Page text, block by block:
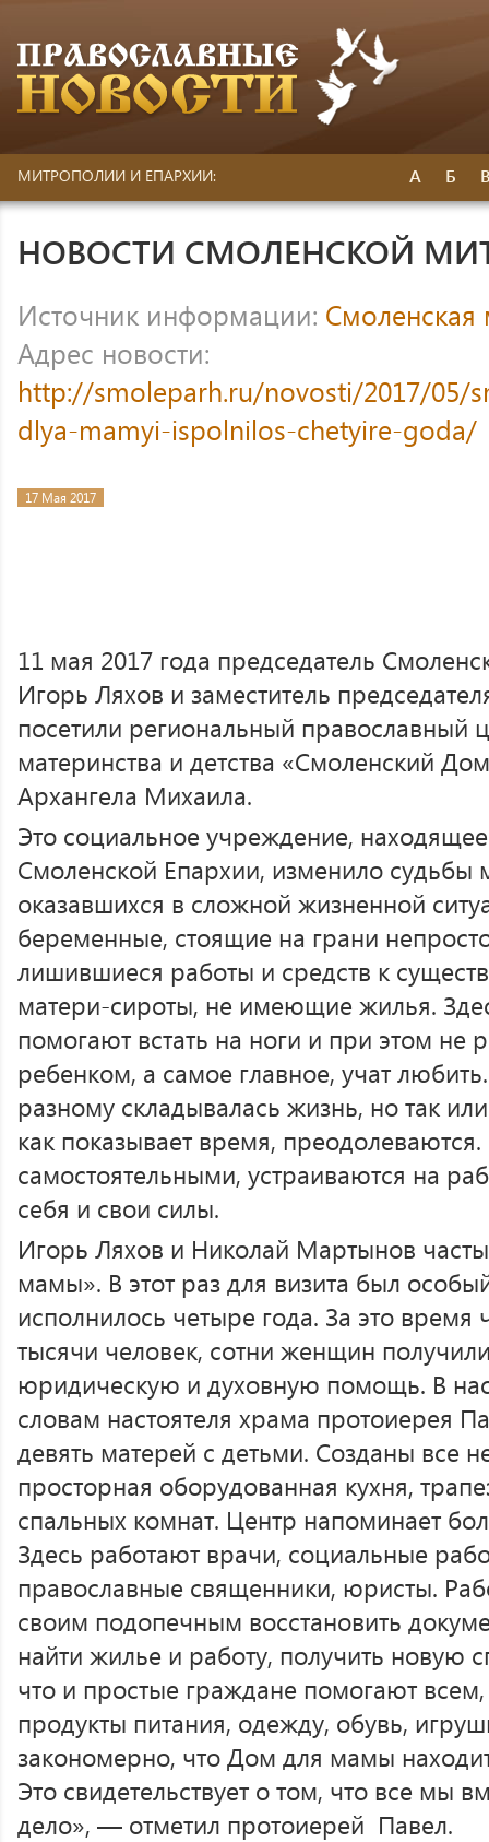
МИТРОПОЛИИ И ЕПАРХИИ: А Б
НОВОСТИ СМОЛЕНСКОЙ
Источник информации:
Адрес новости:
http://smoleparh.ru/novosti/2017/05/
dlya-mamyi-ispolnilos-chetyire-goda/
17 Мая 2017
11 мая 2017 года председатель
Игорь Ляхов и заместитель
посетили региональный православный
материнства и детства «Смоленский
Архангела Михаила.
Это социальное учреждение,
Смоленской Епархии, изменило
оказавшихся в сложной жизненной
беременные, стоящие на грани
лишившиеся работы и средств к
матери-сироты, не имеющие жилья.
помогают встать на ноги и при этом не
ребенком, а самое главное, учат
разному складывалась жизнь, но так
как показывает время,
самостоятельными, устраиваются на
себя и свои силы.
Игорь Ляхов и Николай Мартынов
мамы». В этот раз для визита был
исполнилось четыре года. За это
тысячи человек, сотни женщин
юридическую и духовную помощь. В
словам настоятеля храма протоиерея
девять матерей с детьми. Созданы все
просторная оборудованная кухня,
спальных комнат. Центр напоминает
Здесь работают врачи, социальные
православные священники, юристы.
своим подопечным восстановить
найти жилье и работу, получить новую
что и простые граждане помогают
продукты питания, одежду, обувь,
закономерно, что Дом для мамы
Это свидетельствует о том, что все мы
дело», — отметил протоиерей Павел.